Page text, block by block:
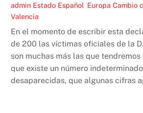
admin Estado Español Europa Cambio
Valencia
En el momento de escribir esta
de 200 las víctimas oficiales de la
son muchas más las que
que existe un número
desaparecidas, que algunas cifras